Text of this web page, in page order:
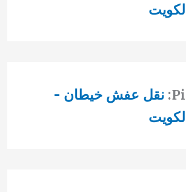
نقل عفش خيطان -